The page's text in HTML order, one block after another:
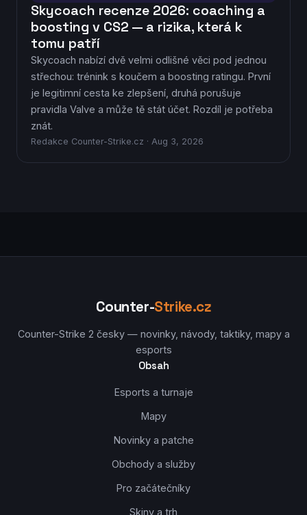
Skycoach recenze 2026: coaching a
boosting v CS2 — a rizika, která k
tomu patří
Skycoach nabízí dvě velmi odlišné věci pod jednou
střechou: trénink s koučem a boosting ratingu. První
je legitimní cesta ke zlepšení, druhá porušuje
pravidla Valve a může tě stát účet. Rozdíl je potřeba
znát.
Redakce Counter-Strike.cz · Aug 3, 2026
Counter-Strike.cz
Counter-Strike 2 česky — novinky, návody, taktiky, mapy a
esports
Obsah
Esports a turnaje
Mapy
Novinky a patche
Obchody a služby
Pro začátečníky
Skiny a trh